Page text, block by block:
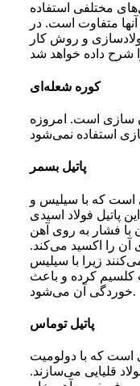
مختلفی استفاده
متفاوت است. در
و روش کار
کوره شعله‌ا ی
سازی است. امروزه
پاتیل بسمر
است که با سیلیس و
پاتیل فولاد اسیدی
با فشار به روی آهن
آن را اکسید می‌کند.
زیرا با سیلیس
کلسیم کرده و باعث
خوردگی آن می‌شود.
پاتیل توماس
است که با دولومیت
قلیایی می‌سازند.